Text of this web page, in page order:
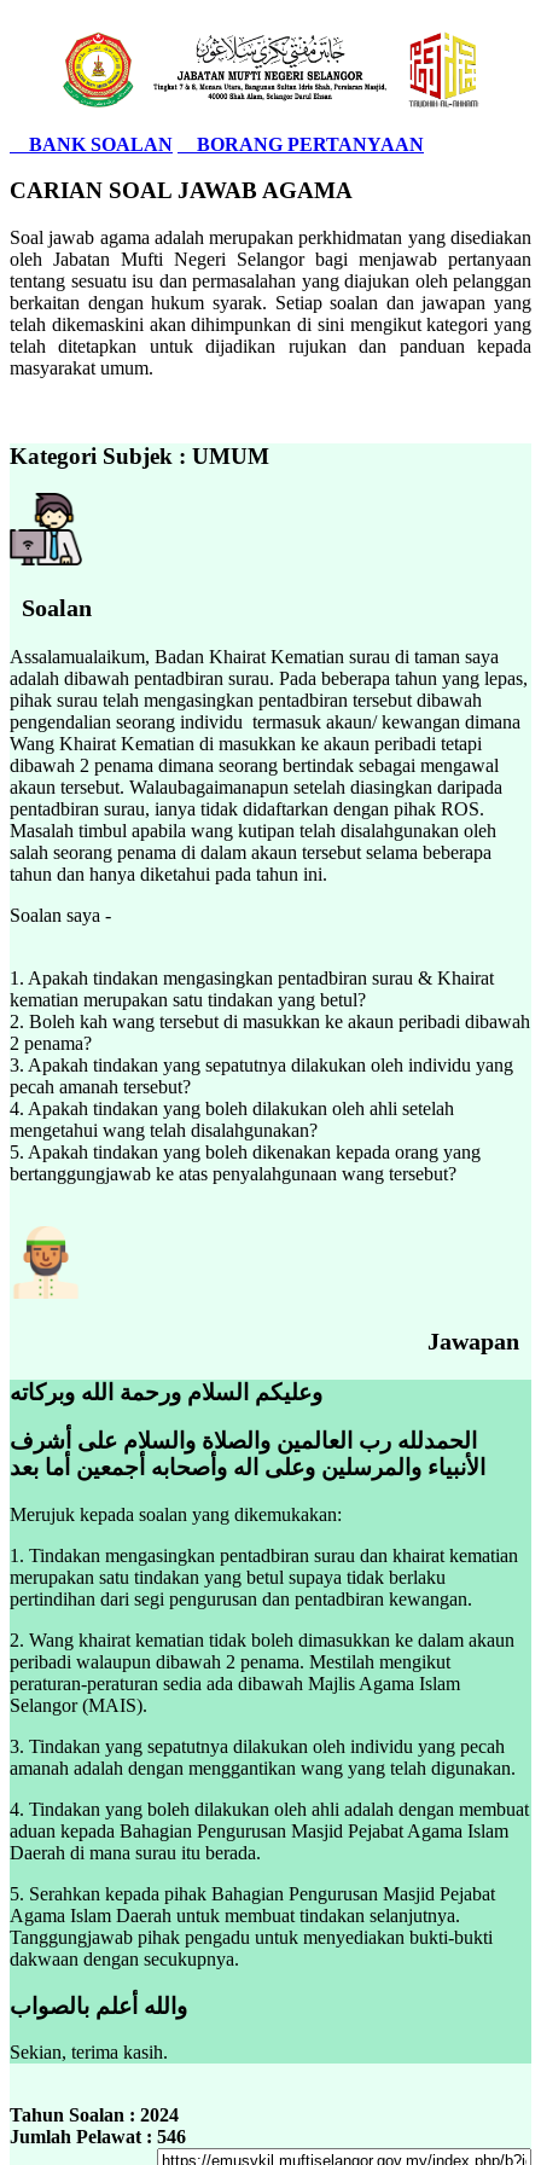
BANK SOALAN BORANG PERTANYAAN
CARIAN SOAL JAWAB AGAMA
Soal jawab agama adalah merupakan perkhidmatan yang disediakan
oleh Jabatan Mufti Negeri Selangor bagi menjawab pertanyaan
tentang sesuatu isu dan permasalahan yang diajukan oleh pelanggan
berkaitan dengan hukum syarak. Setiap soalan dan jawapan yang
telah dikemaskini akan dihimpunkan di sini mengikut kategori yang
telah ditetapkan untuk dijadikan rujukan dan panduan kepada
masyarakat umum.
Kategori Subjek : UMUM
Soalan
Assalamualaikum, Badan Khairat Kematian surau di taman saya
adalah dibawah pentadbiran surau. Pada beberapa tahun yang lepas,
pihak surau telah mengasingkan pentadbiran tersebut dibawah
pengendalian seorang individu termasuk akaun/ kewangan dimana
Wang Khairat Kematian di masukkan ke akaun peribadi tetapi
dibawah 2 penama dimana seorang bertindak sebagai mengawal
akaun tersebut. Walaubagaimanapun setelah diasingkan daripada
pentadbiran surau, ianya tidak didaftarkan dengan pihak ROS.
Masalah timbul apabila wang kutipan telah disalahgunakan oleh
salah seorang penama di dalam akaun tersebut selama beberapa
tahun dan hanya diketahui pada tahun ini.
Soalan saya -
1. Apakah tindakan mengasingkan pentadbiran surau & Khairat
kematian merupakan satu tindakan yang betul?
2. Boleh kah wang tersebut di masukkan ke akaun peribadi dibawah
2 penama?
3. Apakah tindakan yang sepatutnya dilakukan oleh individu yang
pecah amanah tersebut?
4. Apakah tindakan yang boleh dilakukan oleh ahli setelah
mengetahui wang telah disalahgunakan?
5. Apakah tindakan yang boleh dikenakan kepada orang yang
bertanggungjawab ke atas penyalahgunaan wang tersebut?
Jawapan
وعليكم السلام ورحمة الله وبركاته
الحمدلله رب العالمين والصلاة والسلام على أشرف
الأنبياء والمرسلين وعلى اله وأصحابه أجمعين أما بعد
Merujuk kepada soalan yang dikemukakan:
1. Tindakan mengasingkan pentadbiran surau dan khairat kematian
merupakan satu tindakan yang betul supaya tidak berlaku
pertindihan dari segi pengurusan dan pentadbiran kewangan.
2. Wang khairat kematian tidak boleh dimasukkan ke dalam akaun
peribadi walaupun dibawah 2 penama. Mestilah mengikut
peraturan-peraturan sedia ada dibawah Majlis Agama Islam
Selangor (MAIS).
3. Tindakan yang sepatutnya dilakukan oleh individu yang pecah
amanah adalah dengan menggantikan wang yang telah digunakan.
4. Tindakan yang boleh dilakukan oleh ahli adalah dengan membuat
aduan kepada Bahagian Pengurusan Masjid Pejabat Agama Islam
Daerah di mana surau itu berada.
5. Serahkan kepada pihak Bahagian Pengurusan Masjid Pejabat
Agama Islam Daerah untuk membuat tindakan selanjutnya.
Tanggungjawab pihak pengadu untuk menyediakan bukti-bukti
dakwaan dengan secukupnya.
والله أعلم بالصواب
Sekian, terima kasih.
Tahun Soalan : 2024
Jumlah Pelawat : 546